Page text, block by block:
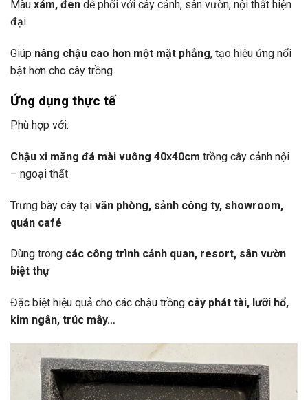
Màu xám, đen dễ phối với cây cảnh, sân vườn, nội thất hiện
đại
Giúp nâng chậu cao hơn một mặt phẳng, tạo hiệu ứng nổi
bật hơn cho cây trồng
Ứng dụng thực tế
Phù hợp với:
Chậu xi măng đá mài vuông 40x40cm trồng cây cảnh nội
– ngoại thất
Trưng bày cây tại văn phòng, sảnh công ty, showroom,
quán café
Dùng trong các công trình cảnh quan, resort, sân vườn
biệt thự
Đặc biệt hiệu quả cho các chậu trồng cây phát tài, lưỡi hổ,
kim ngân, trúc mây…